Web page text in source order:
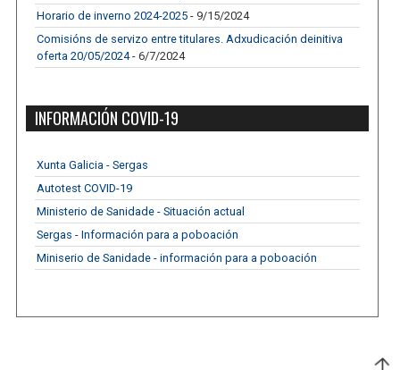
Horario de inverno 2024-2025 - 9/15/2024
Comisións de servizo entre titulares. Adxudicación deinitiva
oferta 20/05/2024- 6/7/2024
INFORMACIÓN COVID-19
Xunta Galicia - Sergas
Autotest COVID-19
Ministerio de Sanidade - Situación actual
Sergas - Información para a poboación
Miniserio de Sanidade - información para a poboación